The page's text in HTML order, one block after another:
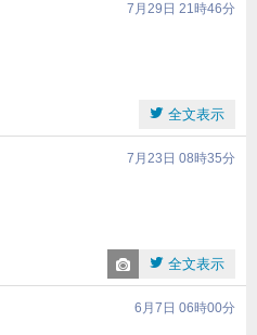
7月29日 21時46分
全文表示
7月23日 08時35分
全文表示
6月7日 06時00分